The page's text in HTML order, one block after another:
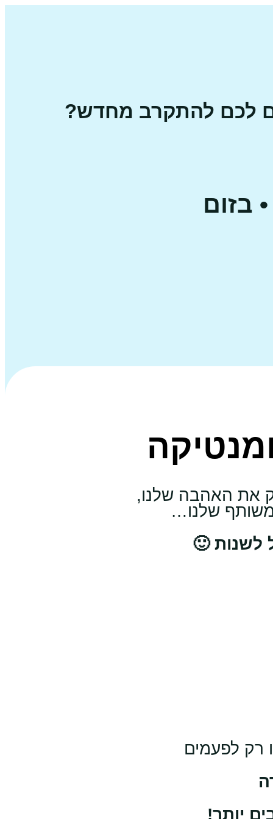
לכם להתקרב מחדש?
את האהבה שלנו,
שלנו…
לשנות 🙂
רק לפעמים
יותר!